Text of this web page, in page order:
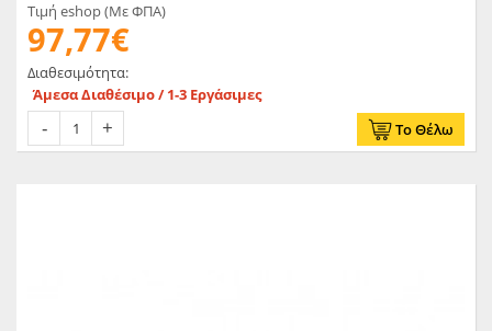
Τιμή eshop (Με ΦΠΑ)
97,77€
Διαθεσιμότητα:
Άμεσα Διαθέσιμο / 1-3 Εργάσιμες
Το Θέλω